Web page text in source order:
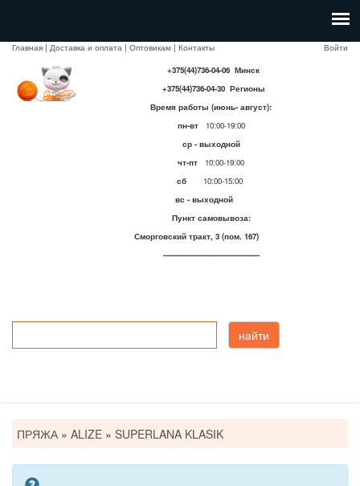
Главная | Доставка и оплата | Оптовикам | Контакты
Войти
+375(44)736-04-06 Минск
+375(44)736-04-30 Регионы
Время работы (июнь- август):
пн-вт
10:00-19:00
ср - выходной
чт-пт 10:00-19:00
сб
10:00-15:00
вс - выходной
Пункт самовывоза:
Сморговский тракт, 3 (пом. 167)
----------------------------------------
найти
здесь
ПРЯЖА » ALIZE » SUPERLANA KLASIK